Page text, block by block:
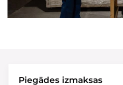
Piegādes izmaksas